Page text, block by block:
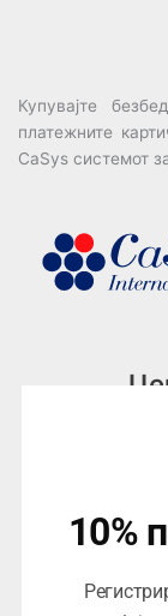
Купувајте
платежните
CaSys системот
10%